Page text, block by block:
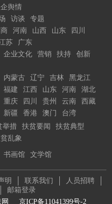
舆情
访谈
专题
河南 山西 山东
四川
苏
广东
企业文化 营销 扶持
创新
内蒙古 辽宁 吉林
黑龙江
福建 江西 山东 河南
湖北
重庆 四川 贵州 云南
西藏
新疆 香港 澳门
台湾
书画馆 文学馆
举措 扶贫要闻
扶贫典型
乱象
明 联系我们
人员招聘
邮箱登录
京ICP备11041399号-2